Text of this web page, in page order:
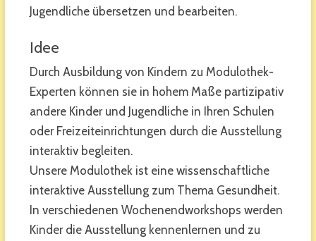
Jugendliche übersetzen und bearbeiten.
Idee
Durch Ausbildung von Kindern zu Modulothek-
Experten können sie in hohem Maße partizipativ
andere Kinder und Jugendliche in Ihren Schulen
oder Freizeiteinrichtungen durch die Ausstellung
interaktiv begleiten.
Unsere Modulothek ist eine wissenschaftliche
interaktive Ausstellung zum Thema Gesundheit.
In verschiedenen Wochenendworkshops werden
Kinder die Ausstellung kennenlernen und zu